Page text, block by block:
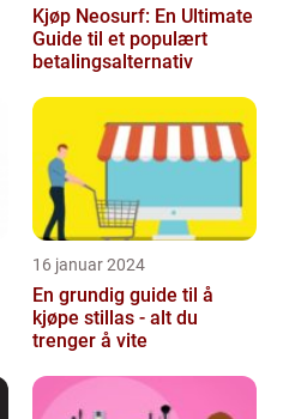
Kjøp Neosurf: En Ultimate
Guide til et populært
betalingsalternativ
16 januar 2024
En grundig guide til å
kjøpe stillas - alt du
trenger å vite